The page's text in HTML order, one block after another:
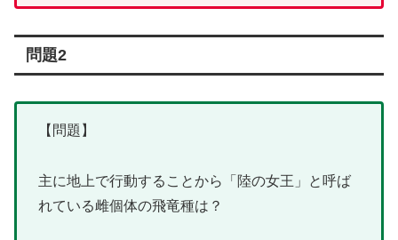
問題2
【問題】
主に地上で行動することから「陸の女王」と呼ば
れている雌個体の飛竜種は？